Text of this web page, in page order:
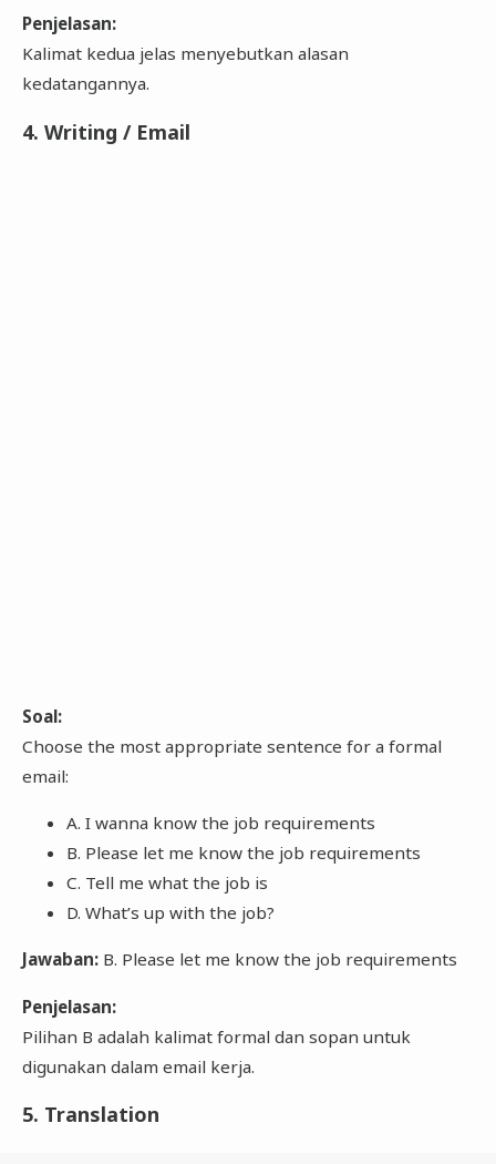
Penjelasan:
Kalimat kedua jelas menyebutkan alasan
kedatangannya.
4. Writing / Email
Soal:
Choose the most appropriate sentence for a formal
email:
A. I wanna know the job requirements
B. Please let me know the job requirements
C. Tell me what the job is
D. What’s up with the job?
Jawaban:B. Please let me know the job requirements
Penjelasan:
Pilihan B adalah kalimat formal dan sopan untuk
digunakan dalam email kerja.
5. Translation